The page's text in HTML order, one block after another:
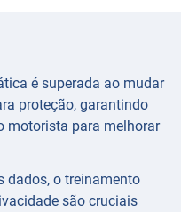
é superada ao mudar
proteção, garantindo
motorista para melhorar
dados, o treinamento
são cruciais